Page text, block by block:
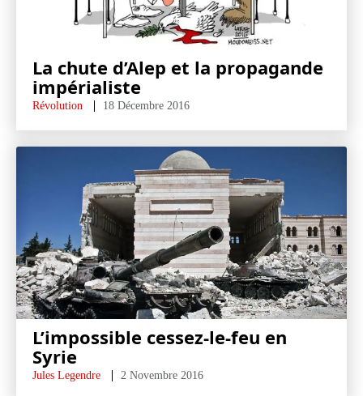
La chute d’Alep et la propagande
impérialiste
Révolution 18 Décembre 2016
L’impossible cessez-le-feu en
Syrie
Jules Legendre 2 Novembre 2016